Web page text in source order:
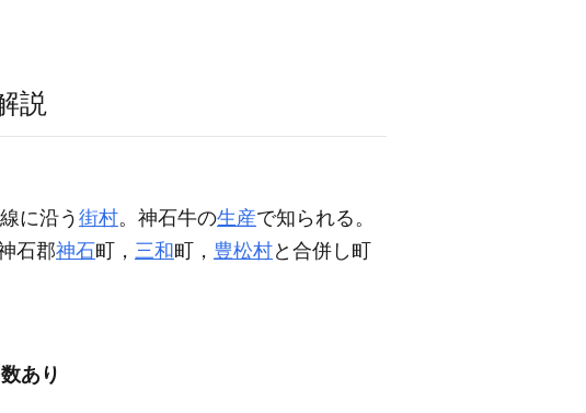
説
に沿う 街村。神石牛の生産で知られる。
石郡神石町， 三和町， 豊松村と合併し町
あり